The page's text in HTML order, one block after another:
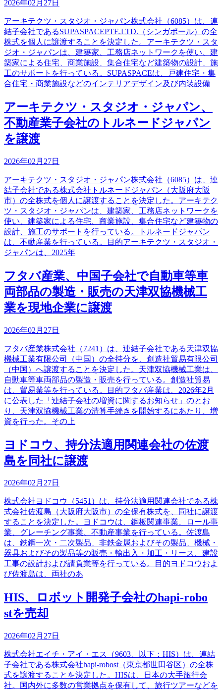
2026年02月27日
アーキテクツ・スタジオ・ジャパン株式会社（6085）は、連
結子会社であるSUPASPACEPTE.LTD.（シンガポール）の全
株式を個人に譲渡することを決定した。アーキテクツ・スタ
ジオ・ジャパンは、建築家、工務店ネットワークを使い、建
築家による住宅、商業施設、集合住宅など建築物の設計、施
工のサポートを行っている。SUPASPACEは、戸建住宅・集
合住宅・商業施設などのインテリアデザイン及び内装設備
アーキテクツ・スタジオ・ジャパン、
不動産業子会社のトルネードジャパン
を譲渡
2026年02月27日
アーキテクツ・スタジオ・ジャパン株式会社（6085）は、連
結子会社である株式会社トルネードジャパン（大阪府大阪
市）の全株式を個人に譲渡することを決定した。アーキテク
ツ・スタジオ・ジャパンは、建築家、工務店ネットワークを
使い、建築家による住宅、商業施設、集合住宅など建築物の
設計、施工のサポートを行っている。トルネードジャパン
は、不動産業を行っている。目的アーキテクツ・スタジオ・
ジャパンは、2025年
フタバ産業、中国子会社で自動車等車
両部品の製造・販売の天津双協機械工
業を現地企業に譲渡
2026年02月27日
フタバ産業株式会社（7241）は、連結子会社である天津双協
機械工業有限公司（中国）の全持分を、創造社貿易有限公司
（中国）へ譲渡することを決定した。天津双協機械工業は、
自動車等車両部品の製造・販売を行っている。創造社貿易
は、貿易業等を行っている。目的フタバ産業は、2026年2月
に公表した「連結子会社の増資に関するお知らせ」のとお
り、天津双協機械工業の清算手続きを開始するにあたり、増
資を行った。その上
ヨドコウ、持分法適用関連会社の佐渡
島を同社に譲渡
2026年02月27日
株式会社ヨドコウ（5451）は、持分法適用関連会社である株
式会社佐渡島（大阪府大阪市）の全保有株式を、同社に譲渡
することを決定した。ヨドコウは、鋼板関連事業、ロール事
業、グレーチング事業、不動産事業を行っている。佐渡島
は、鉄鋼一次・二次製品、非鉄金属およびその製品、機械・
器具およびその製品等の販売・輸出入・加工・リース、建設
工事の設計および請負業等を行っている。目的ヨドコウおよ
び佐渡島は、両社のあ
HIS、ロボット開発子会社のhapi-robo
stを売却
2026年02月27日
株式会社エイチ・アイ・エス（9603、以下：HIS）は、連結
子会社である株式会社hapi-robost（東京都世田谷区）の全株
式を譲渡することを決定した。HISは、日本の大手旅行会
社。国内外に多数の営業拠点を保有して、旅行ツアーなどを